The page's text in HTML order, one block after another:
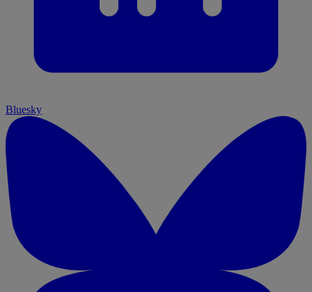
Bluesky